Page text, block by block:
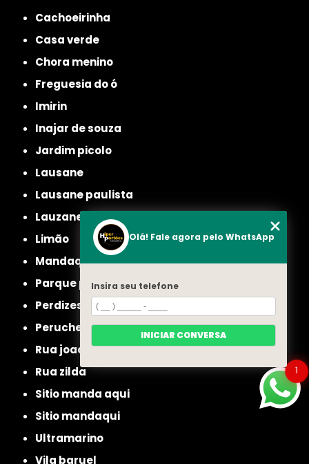
cachoeirinha
casa verde
chora menino
freguesia do ó
imirin
inajar de souza
jardim picolo
lausane
lausane paulista
lauzane
limão
mandaqui
parque peruche
perdizes
peruche
rua joao ruthe
rua zilda
sitio manda aqui
sitio mandaqui
ultramarino
vila baruel
1
Olá! Fale agora pelo WhatsApp
Insira seu telefone
INICIAR CONVERSA